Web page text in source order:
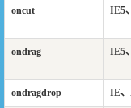
oncut IE5
ondrag IE5
ondragdrop IE